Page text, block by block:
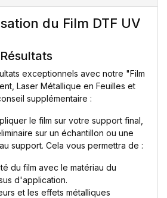
du Film DTF UV
exceptionnels avec notre "Film
Laser Métallique en Feuilles et
supplémentaire :
le film sur votre support final,
sur un échantillon ou une
support. Cela vous permettra de :
du film avec le matériau du
d'application.
et les effets métalliques